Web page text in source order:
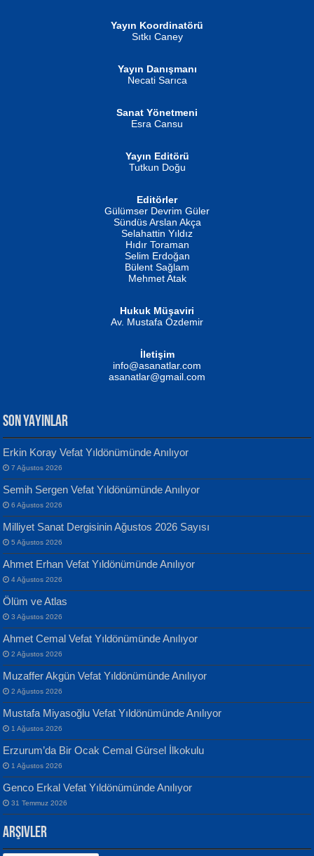
İSMAİL OKUTAN
Erkeklerin Kahrolması Ne Demektir
MUSTAFA KELOĞLU
Yarına İz Bırakmak...
ATİLLA ÖZEN
Sultan Olmadan Önce Eyüp...
EKREM KARABABA
Evvel Zaman Tanrıçası...
Yılmaz Ekinci
Geceye Söylenen...
Banu Sancak
Defterimden İçeri...
İsmail Aydos
İnkisar...
Yayın Koordinatörü
Sıtkı Caney
Yayın Danışmanı
Necati Sarıca
Sanat Yönetmeni
Esra Cansu
Yayın Editörü
Tutkun Doğu
Editörler
Gülümser Devrim Güler
Sündüs Arslan Akça
Selahattin Yıldız
Hıdır Toraman
Selim Erdoğan
Bülent Sağlam
Mehmet Atak
Hukuk Müşaviri
Av. Mustafa Özdemir
İletişim
info@asanatlar.com
asanatlar@gmail.com
SON YAYINLAR
Erkin Koray Vefat Yıldönümünde Anılıyor
7 Ağustos 2026
Semih Sergen Vefat Yıldönümünde Anılıyor
6 Ağustos 2026
Milliyet Sanat Dergisinin Ağustos 2026 Sayısı
5 Ağustos 2026
Ahmet Erhan Vefat Yıldönümünde Anılıyor
4 Ağustos 2026
Ölüm ve Atlas
3 Ağustos 2026
Ahmet Cemal Vefat Yıldönümünde Anılıyor
2 Ağustos 2026
Muzaffer Akgün Vefat Yıldönümünde Anılıyor
2 Ağustos 2026
Mustafa Miyasoğlu Vefat Yıldönümünde Anılıyor
1 Ağustos 2026
Erzurum’da Bir Ocak Cemal Gürsel İlkokulu
1 Ağustos 2026
Genco Erkal Vefat Yıldönümünde Anılıyor
31 Temmuz 2026
Arşivler